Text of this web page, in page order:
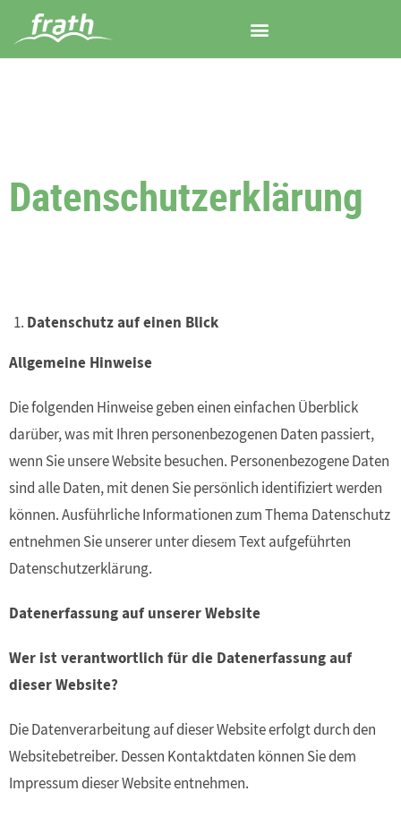
Datenschutzerklärung
Datenschutz auf einen Blick
Allgemeine Hinweise
Die folgenden Hinweise geben einen einfachen Überblick
darüber, was mit Ihren personenbezogenen Daten passiert,
wenn Sie unsere Website besuchen. Personenbezogene Daten
sind alle Daten, mit denen Sie persönlich identifiziert werden
können. Ausführliche Informationen zum Thema Datenschutz
entnehmen Sie unserer unter diesem Text aufgeführten
Datenschutzerklärung.
Datenerfassung auf unserer Website
Wer ist verantwortlich für die Datenerfassung auf
dieser Website?
Die Datenverarbeitung auf dieser Website erfolgt durch den
Websitebetreiber. Dessen Kontaktdaten können Sie dem
Impressum dieser Website entnehmen.